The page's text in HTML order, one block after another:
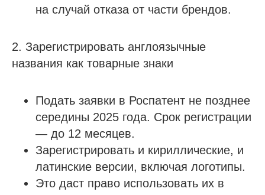
на случай отказа от части брендов.
2. Зарегистрировать англоязычные
названия как товарные знаки
Подать заявки в Роспатент не позднее
середины 2025 года. Срок регистрации
— до 12 месяцев.
Зарегистрировать и кириллические, и
латинские версии, включая логотипы.
Это даст право использовать их в